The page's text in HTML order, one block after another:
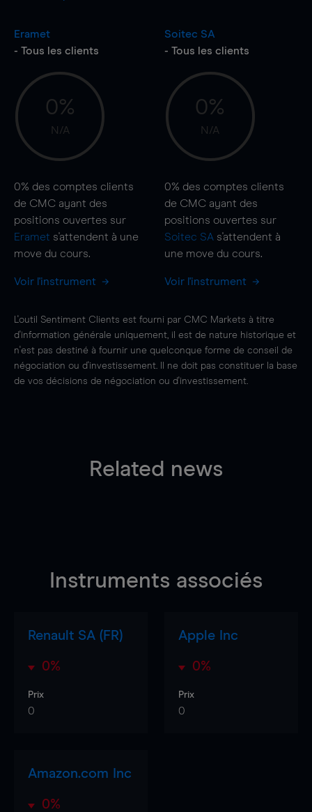
Eramet
- Tous les clients
0%
N/A
0% des comptes clients
de CMC ayant des
positions ouvertes sur
Eramet s'attendent à une
move du cours.
Voir l'instrument
Soitec SA
- Tous les clients
0%
N/A
0% des comptes clients
de CMC ayant des
positions ouvertes sur
Soitec SA s'attendent à
une move du cours.
Voir l'instrument
L'outil Sentiment Clients est fourni par CMC Markets à titre
d'information générale uniquement, il est de nature historique et
n'est pas destiné à fournir une quelconque forme de conseil de
négociation ou d'investissement. Il ne doit pas constituer la base
de vos décisions de négociation ou d'investissement.
Related news
Instruments associés
Renault SA (FR)
0%
Prix
0
Apple Inc
0%
Prix
0
Amazon.com Inc
0%